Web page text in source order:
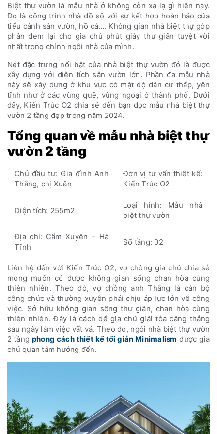
Biệt thự vườn là mẫu nhà ở không còn xa lạ gì hiện nay.
Đó là công trình nhà đồ sộ với sự kết hợp hoàn hảo của
tiểu cảnh sân vườn, hồ cá…. Không gian nhà biệt thự góp
phần đem lại cho gia chủ phút giây thư giãn tuyệt vời
nhất trong chính ngôi nhà của mình.
Nét đặc trưng nổi bật của nhà biệt thự vườn đó là được
xây dựng với diện tích sân vườn lớn. Phần đa mẫu nhà
này sẽ xây dựng ở khu vực có mật độ dân cư thấp, yên
tĩnh như ở các vùng quê, vùng ngoại ô thành phố. Dưới
đây, Kiến Trúc O2 chia sẻ đến bạn đọc mẫu nhà biệt thự
vườn 2 tầng đẹp trong năm 2024.
Tổng quan về mẫu nhà biệt thự
vườn 2 tầng
Chủ đầu tư: Gia đình Anh
Thắng, chị Xuân
Đơn vị tư vấn thiết kế:
Kiến Trúc O2
Diện tích: 255m2
Loại hình: Mẫu nhà
biệt thự vườn
Địa chỉ: Cẩm Xuyên – Hà
Tĩnh
Số tầng: 02
Liên hệ đến với Kiến Trúc O2, vợ chồng gia chủ chia sẻ
mong muốn có được không gian sống chan hòa cùng
thiên nhiên. Theo đó, vợ chồng anh Thắng là cán bộ
công chức và thường xuyên phải chịu áp lực lớn về công
việc. Sở hữu không gian sống thư giãn, chan hòa cùng
thiên nhiên. Đây là cách để gia chủ giải tỏa căng thẳng
sau ngày làm việc vất vả. Theo đó, ngôi nhà biệt thự vườn
2 tầng phong cách thiết kế tối giản Minimalism được gia
chủ quan tâm hướng đến.